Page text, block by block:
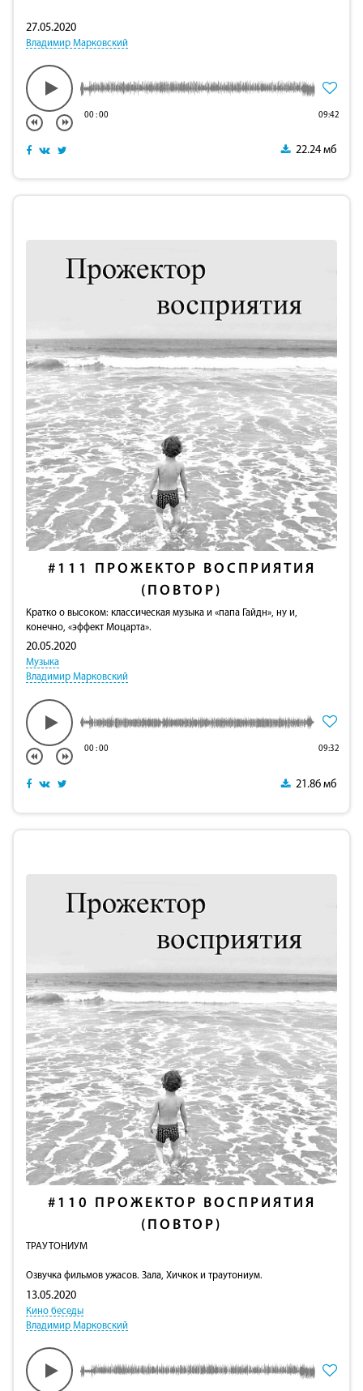
27.05.2020
Владимир Марковский
00:00 09:42
22.24 мб
#111 ПРОЖЕКТОР ВОСПРИЯТИЯ
(ПОВТОР)
Кратко о высоком: классическая музыка и «папа Гайдн», ну и,
конечно, «эффект Моцарта».
20.05.2020
Музыка
Владимир Марковский
00:00 09:32
21.86 мб
#110
ПРОЖЕКТОР ВОСПРИЯТИЯ
(ПОВТОР)
ТРАУТОНИУМ
Озвучка фильмов ужасов. Зала, Хичкок и траутониум.
13.05.2020
Кино беседы
Владимир Марковский